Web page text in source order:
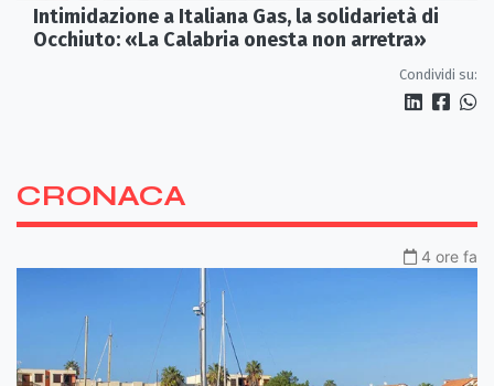
Intimidazione a Italiana Gas, la solidarietà di
Occhiuto: «La Calabria onesta non arretra»
Condividi su:
CRONACA
4 ore fa